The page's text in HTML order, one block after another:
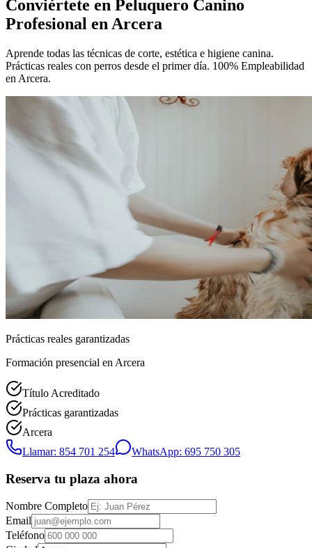
Conviértete en Peluquero Canino
Profesional en Arcera
Aprende todas las técnicas de corte, estética e higiene canina.
Prácticas reales con perros desde el primer día. 100% Empleabilidad
en Arcera.
Prácticas reales garantizadas
Formación presencial en Arcera
Título Acreditado
Prácticas garantizadas
Arcera
Llamar: 854 701 254
WhatsApp: 695 750 305
Reserva tu plaza ahora
Nombre Completo
Email
Teléfono